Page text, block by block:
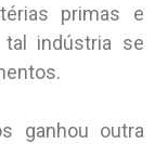
primas e
indústria se
ganhou outra